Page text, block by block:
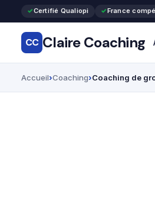
Certifié Qualiopi France
CC Claire Coaching
Accueil Coaching Coaching de